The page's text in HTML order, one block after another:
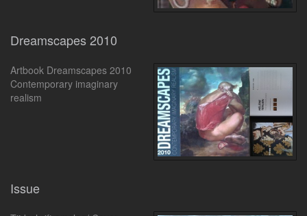
Dreamscapes 2010
Artbook Dreamscapes 2010
Contemporary imaginary
realism
Issue